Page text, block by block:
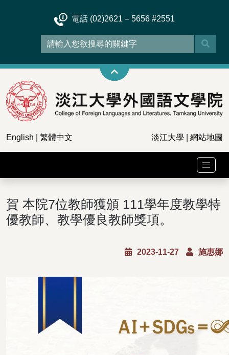
電話 (02)2621 – 5656 #2551
English 繁體中文 淡江大學 網站地圖
賀 本院7位教師獲頒 111學年度教學特
優教師、教學優良教師獎項。
2023-11-27 施惠娜